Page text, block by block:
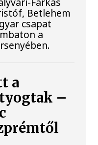
Betlehem
csapat
a
a
–